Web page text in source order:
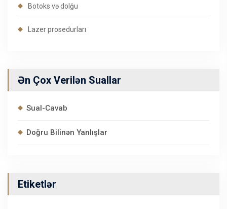
Botoks və dolğu
Lazer prosedurları
Ən Çox Verilən Suallar
Sual-Cavab
Doğru Bilinən Yanlışlar
Etiketlər